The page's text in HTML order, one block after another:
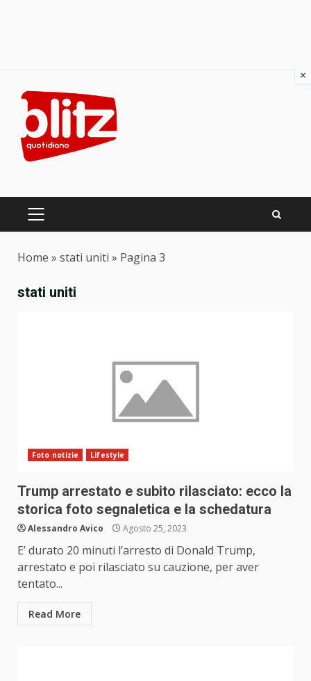
content
PRIMARY
Home » stati uniti » Pagina 3
stati uniti
Foto notizie Lifestyle
Trump arrestato e subito rilasciato: ecco la
storica foto segnaletica e la schedatura
Alessandro Avico Agosto 25, 2023
E’ durato 20 minuti l’arresto di Donald Trump,
arrestato e poi rilasciato su cauzione, per aver
tentato...
Read More
×